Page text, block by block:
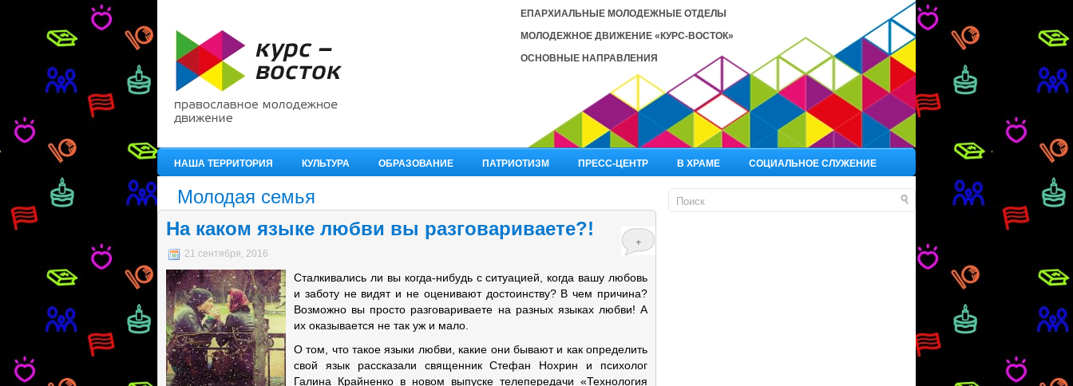
ЕПАРХИАЛЬНЫЕ МОЛОДЕЖНЫЕ ОТДЕЛЫ
МОЛОДЕЖНОЕ ДВИЖЕНИЕ «КУРС-ВОСТОК»
ОСНОВНЫЕ НАПРАВЛЕНИЯ
НАША ТЕРРИТОРИЯ КУЛЬТУРА ОБРАЗОВАНИЕ ПАТРИОТИЗМ ПРЕСС-ЦЕНТР В ХРАМЕ СОЦИАЛЬНОЕ СЛУЖЕНИЕ
Молодая семья
На каком языке любви вы разговариваете?!
+
21 сентября, 2016
Сталкивались ли вы когда-нибудь с ситуацией, когда вашу любовь
и заботу не видят и не оценивают достоинству? В чем причина?
Возможно вы просто разговариваете на разных языках любви! А
их оказывается не так уж и мало.
О том, что такое языки любви, какие они бывают и как определить
свой язык рассказали священник Стефан Нохрин и психолог
Галина Крайненко в новом выпуске телепередачи «Технология